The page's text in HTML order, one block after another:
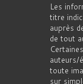
Les
titre
auprès
de tout
auteurs/
toute
sur